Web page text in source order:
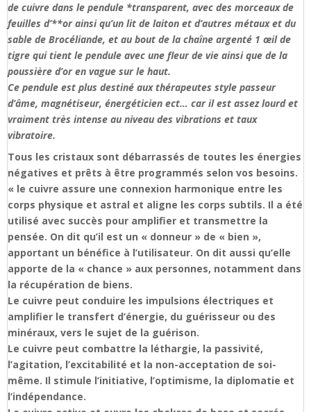
de cuivre dans le pendule *transparent, avec des morceaux de
feuilles d’**or ainsi qu’un lit de laiton et d’autres métaux et du
sable de Brocéliande, et au bout de la chaîne argenté 1 œil de
tigre qui tient le pendule avec une fleur de vie ainsi que de la
poussière d’or en vague sur le haut.
Ce pendule est plus destiné aux thérapeutes style passeur
d’âme, magnétiseur, énergéticien ect… car il est assez lourd et
vraiment très intense au niveau des vibrations et taux
vibratoire.
Tous les cristaux sont débarrassés de toutes les énergies
négatives et prêts à être programmés selon vos besoins.
« le cuivre assure une connexion harmonique entre les
corps physique et astral et aligne les corps subtils. Il a été
utilisé avec succès pour amplifier et transmettre la
pensée. On dit qu’il est un « donneur » de « bien »,
apportant un bénéfice à l’utilisateur. On dit aussi qu’elle
apporte de la « chance » aux personnes, notamment dans
la récupération de biens.
Le cuivre peut conduire les impulsions électriques et
amplifier le transfert d’énergie, du guérisseur ou des
minéraux, vers le sujet de la guérison.
Le cuivre peut combattre la léthargie, la passivité,
l’agitation, l’excitabilité et la non-acceptation de soi-
même. Il stimule l’initiative, l’optimisme, la diplomatie et
l’indépendance.